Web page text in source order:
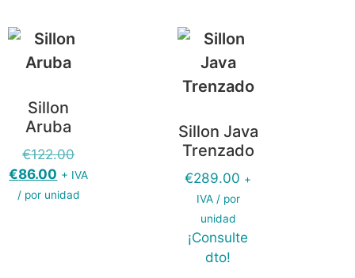
Sillon
Aruba
€122.00
€86.00 + IVA
/ por unidad
Sillon Java
Trenzado
€289.00 +
IVA / por
unidad
¡Consulte
dto!